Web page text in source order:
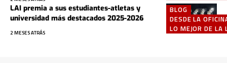
BLOG
DESDE LA
LO MEJOR DE LA
LAI premia a sus estudiantes-atletas y
universidad más destacados 2025-2026
2 MESES ATRÁS